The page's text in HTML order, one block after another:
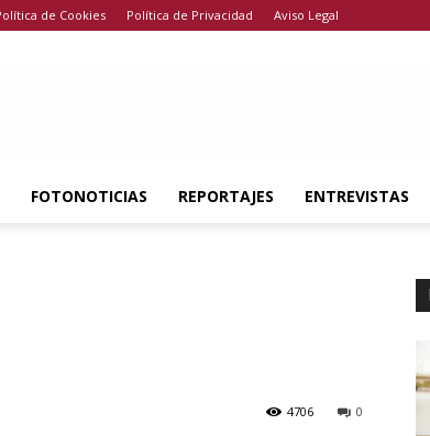
de Cookies Política de Privacidad Aviso Legal
FOTONOTICIAS REPORTAJES ENTREVISTAS
0
4706